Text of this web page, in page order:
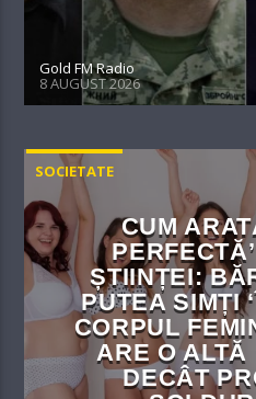
Gold FM Radio
8 AUGUST 2026
SOCIETATE
CUM
ȘTIINȚEI:
PUTEA SIMȚI
CORPUL
ARE O ALTĂ
DECÂT